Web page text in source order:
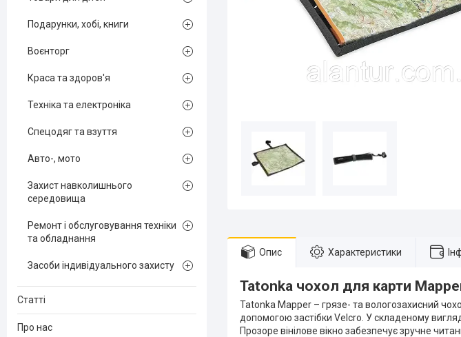
Опис Характеристики
Tatonka чохол для карти
Tatonka Mapper – грязе- та вологозахисний
допомогою застібки Velcro. У складеному
Прозоре вінілове вікно забезпечує зручне
Подарунки, хобі, книги
Воєнторг
Краса та здоров'я
Техніка та електроніка
Спецодяг та взуття
Авто-, мото
Захист навколишнього
середовища
Ремонт і обслуговування техніки
та обладнання
Засоби індивідуального захисту
Статті
Про нас